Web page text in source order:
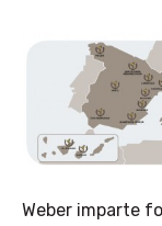
Weber imparte